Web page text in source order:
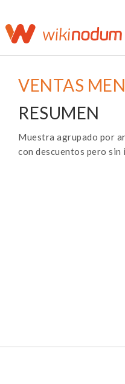
VENTAS
RESUMEN
Muestra agrupado por
con descuentos pero sin